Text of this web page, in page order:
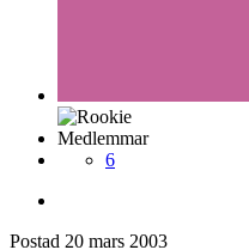
Medlemmar
6
Postad 20 mars 2003